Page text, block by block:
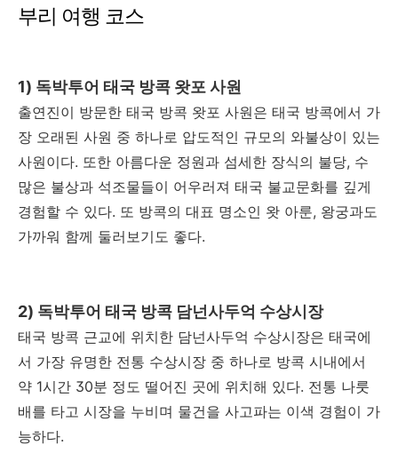
부리 여행 코스
1) 독박투어 태국 방콕 왓포 사원
출연진이 방문한 태국 방콕 왓포 사원은 태국 방콕에서 가
장 오래된 사원 중 하나로 압도적인 규모의 와불상이 있는
사원이다. 또한 아름다운 정원과 섬세한 장식의 불당, 수
많은 불상과 석조물들이 어우러져 태국 불교문화를 깊게
경험할 수 있다. 또 방콕의 대표 명소인 왓 아룬, 왕궁과도
가까워 함께 둘러보기도 좋다.
2) 독박투어 태국 방콕 담넌사두억 수상시장
태국 방콕 근교에 위치한 담넌사두억 수상시장은 태국에
서 가장 유명한 전통 수상시장 중 하나로 방콕 시내에서
약 1시간 30분 정도 떨어진 곳에 위치해 있다. 전통 나룻
배를 타고 시장을 누비며 물건을 사고파는 이색 경험이 가
능하다.